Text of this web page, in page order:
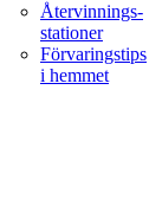
Återvinnings­
stationer
Förvaringstips
i hemmet